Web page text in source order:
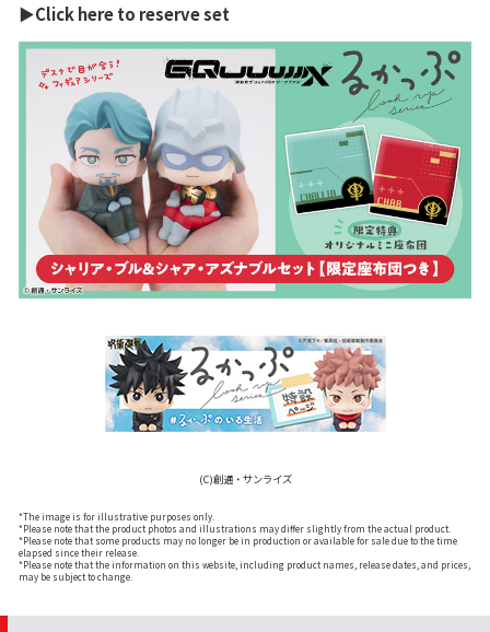
▶Click here to reserve set
(C)創通・サンライズ
*The image is for illustrative purposes only.
*Please note that the product photos and illustrations may differ slightly from the actual product.
*Please note that some products may no longer be in production or available for sale due to the time
elapsed since their release.
*Please note that the information on this website, including product names, release dates, and prices,
may be subject to change.